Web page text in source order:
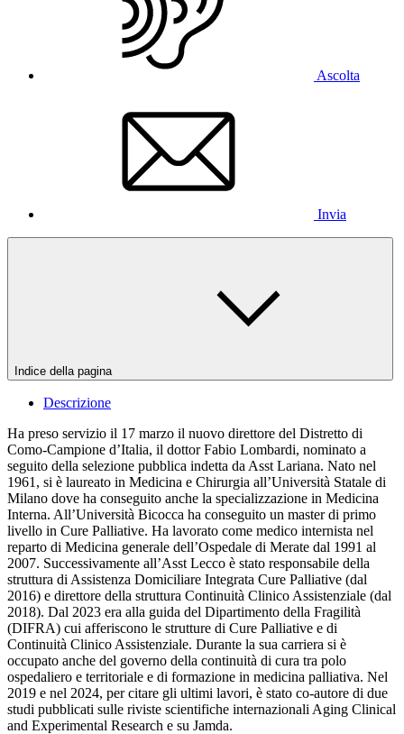
Ascolta
Invia
Indice della pagina
Descrizione
Ha preso servizio il 17 marzo il nuovo direttore del Distretto di
Como-Campione d’Italia, il dottor Fabio Lombardi, nominato a
seguito della selezione pubblica indetta da Asst Lariana. Nato nel
1961, si è laureato in Medicina e Chirurgia all’Università Statale di
Milano dove ha conseguito anche la specializzazione in Medicina
Interna. All’Università Bicocca ha conseguito un master di primo
livello in Cure Palliative. Ha lavorato come medico internista nel
reparto di Medicina generale dell’Ospedale di Merate dal 1991 al
2007. Successivamente all’Asst Lecco è stato responsabile della
struttura di Assistenza Domiciliare Integrata Cure Palliative (dal
2016) e direttore della struttura Continuità Clinico Assistenziale (dal
2018). Dal 2023 era alla guida del Dipartimento della Fragilità
(DIFRA) cui afferiscono le strutture di Cure Palliative e di
Continuità Clinico Assistenziale. Durante la sua carriera si è
occupato anche del governo della continuità di cura tra polo
ospedaliero e territoriale e di formazione in medicina palliativa. Nel
2019 e nel 2024, per citare gli ultimi lavori, è stato co-autore di due
studi pubblicati sulle riviste scientifiche internazionali Aging Clinical
and Experimental Research e su Jamda.